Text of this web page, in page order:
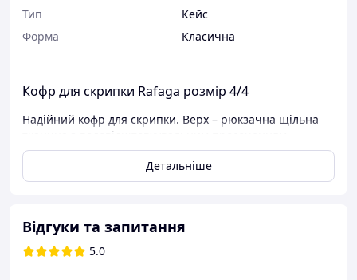
Тип
Кейс
Форма
Класична
Кофр для скрипки Rafaga розмір 4/4
Надійний кофр для скрипки. Верх – рюкзачна щільна
тканина з водовідштовхувальним просоченням.
Усередині – оксамит сірого / червоного / синього
кольору наявність уточнюйте
Оснащений бічною ручкою і 2 плечовими ременями,
Бокова кишеня на замку, всередині кріплення для 2-х
смичків і невеликий відсік для дрібниць.
Детальніше
Відгуки та запитання
5.0